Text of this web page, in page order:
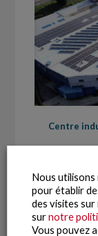
Centre
Nous
pour établir
des visites
surnotre
Vous pouvez